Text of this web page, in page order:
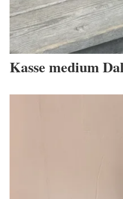
Kasse medium